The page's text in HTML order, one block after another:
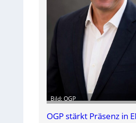
Bild: OGP
OGP stärkt Präsenz in